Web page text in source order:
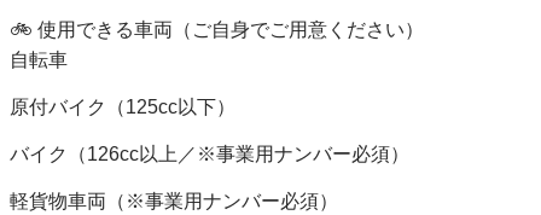
🚲 使用できる車両（ご自身でご用意ください）
自転車
原付バイク（125cc以下）
バイク（126cc以上／※事業用ナンバー必須）
軽貨物車両（※事業用ナンバー必須）